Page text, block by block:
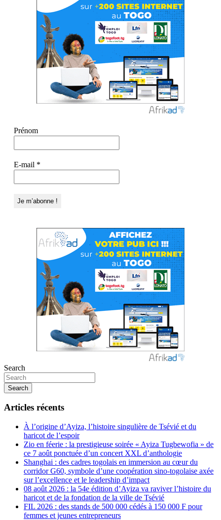
Prénom
E-mail *
Search
Search
Articles récents
À l’origine d’Ayiza, l’histoire singulière de Tsévié et du
haricot de l’espoir
Zio en féerie : la prestigieuse soirée « Ayiza Tugbewofia » de
ce 7 août ponctuée d’un concert XXL d’anthologie
Shanghai : des cadres togolais en immersion au cœur du
corridor G60, symbole d’une coopération sino-togolaise axée
sur l’excellence et le leadership d’impact
08 août 2026 : la 54e édition d’Ayiza va raviver l’histoire du
haricot et de la fondation de la ville de Tsévié
FIL 2026 : des stands de 500 000 cédés à 150 000 F pour
femmes et jeunes entrepreneurs